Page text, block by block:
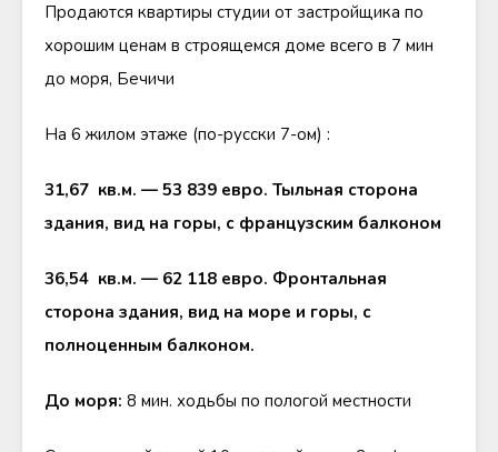
Продаются квартиры студии от застройщика по
хорошим ценам в строящемся доме всего в 7 мин
до моря, Бечичи
На 6 жилом этаже (по-русски 7-ом) :
31,67 кв.м. — 53 839 евро. Тыльная сторона
здания, вид на горы, с французским балконом
36,54 кв.м. — 62 118 евро. Фронтальная
сторона здания, вид на море и горы, с
полноценным балконом.
До моря: 8 мин. ходьбы по пологой местности